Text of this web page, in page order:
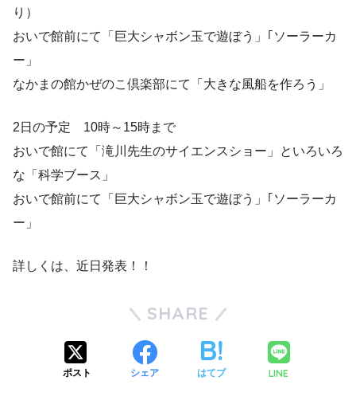
り）
おいで館前にて「巨大シャボン玉で遊ぼう」｢ソーラーカ
ー」
なかまの館かぜのこ倶楽部にて「大きな風船を作ろう」
2日の予定 10時～15時まで
おいで館にて「滝川先生のサイエンスショー」といろいろ
な「科学ブース」
おいで館前にて「巨大シャボン玉で遊ぼう」｢ソーラーカ
ー」
詳しくは、近日発表！！
SHARE
ポスト シェア はてブ LINE